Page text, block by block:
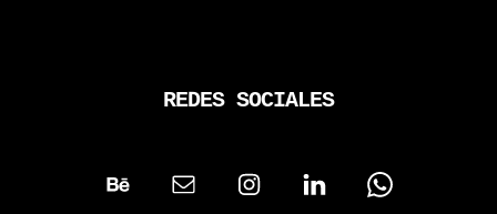
REDES SOCIALES